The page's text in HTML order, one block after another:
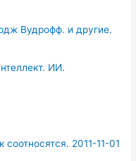
Вудрофф. и другие.
ИИ.
2011-11-01